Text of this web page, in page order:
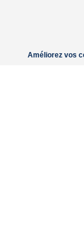
Améliorez vos